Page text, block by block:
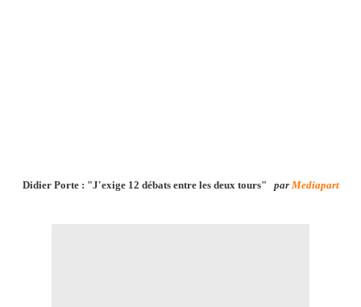
Didier Porte : "J'exige 12 débats entre les deux tours" par Mediapart